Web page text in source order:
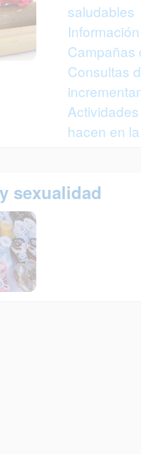
saludables
Campañas
Consultas
hacen en
sexualidad